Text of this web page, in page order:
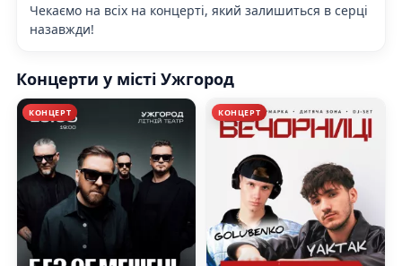
Чекаємо на всіх на концерті, який залишиться в серці
назавжди!
Концерти у місті Ужгород
КОНЦЕРТ КОНЦЕРТ